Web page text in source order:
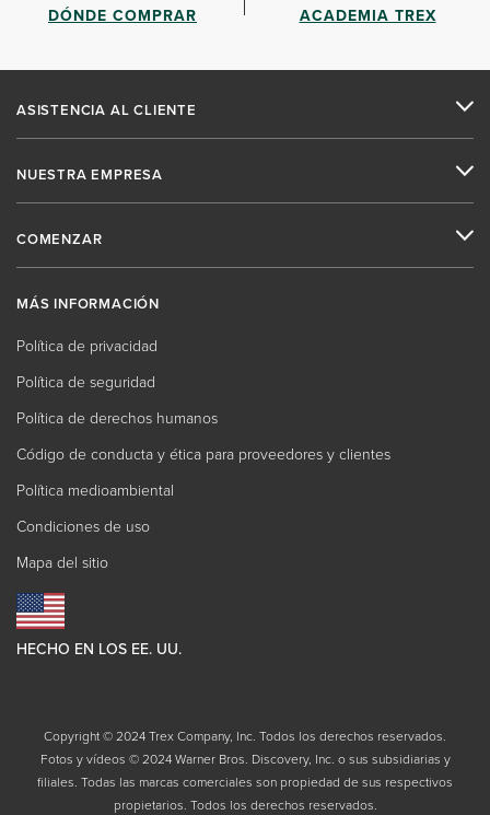
DÓNDE COMPRAR ACADEMIA TREX
ASISTENCIA AL CLIENTE
NUESTRA EMPRESA
COMENZAR
MÁS INFORMACIÓN
Política de privacidad
Política de seguridad
Política de derechos humanos
Código de conducta y ética para proveedores y clientes
Política medioambiental
Condiciones de uso
Mapa del sitio
HECHO EN LOS EE. UU.
Copyright © 2024 Trex Company, Inc. Todos los derechos reservados.
Fotos y vídeos © 2024 Warner Bros. Discovery, Inc. o sus subsidiarias y
filiales. Todas las marcas comerciales son propiedad de sus respectivos
propietarios. Todos los derechos reservados.